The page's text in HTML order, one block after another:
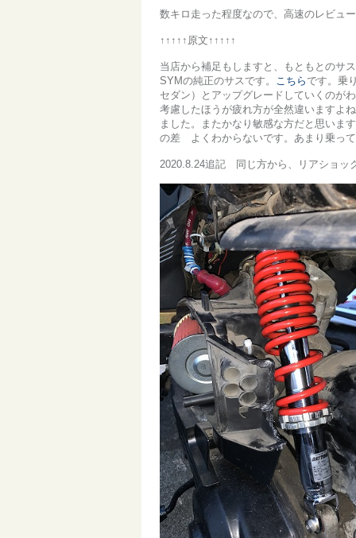
数キロ走った程度なので、高速のレビュ
↑↑↑↑↑原文↑↑↑↑↑
当店から補足もしますと、もともとのサ
SYMの純正のサスです。
こちら です。乗
セダン）とアップグレードしていくのが
考慮したほうが疲れ方が全然違いますよ
ました。またかなり敏感な方だと思いま
の差 よくわからないです。あまり乗っ
2020.8.24追記 同じ方から、リアショッ